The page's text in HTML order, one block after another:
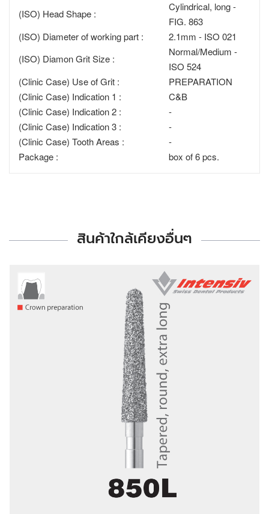
(ISO) Head Shape :
Cylindrical, long -
FIG. 863
(ISO) Diameter of working part :
2.1mm - ISO 021
(ISO) Diamon Grit Size :
Normal/Medium -
ISO 524
(Clinic Case) Use of Grit :
PREPARATION
(Clinic Case) Indication 1 :
C&B
(Clinic Case) Indication 2 :
-
(Clinic Case) Indication 3 :
-
(Clinic Case) Tooth Areas :
-
Package :
box of 6 pcs.
สินค้าใกล้เคียงอื่นๆ